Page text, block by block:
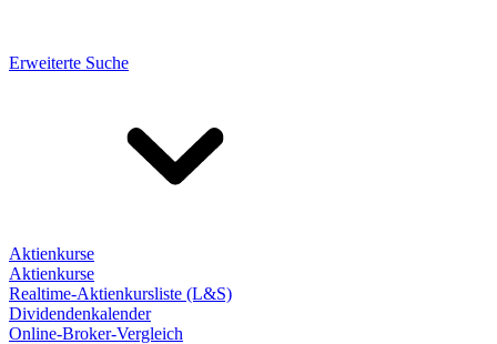
Erweiterte Suche
Aktienkurse
Aktienkurse
Realtime-Aktienkursliste (L&S)
Dividendenkalender
Online-Broker-Vergleich